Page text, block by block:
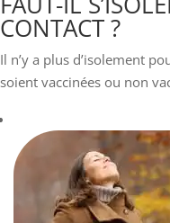
CONTACT ?
Il n’y a plus d’isolement
soient vaccinées ou non